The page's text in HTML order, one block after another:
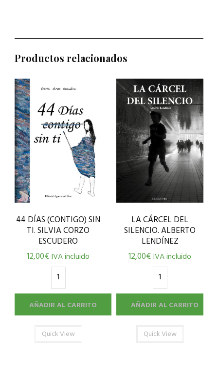
Productos relacionados
44 DÍAS (CONTIGO) SIN
TI. SILVIA CORZO
ESCUDERO
12,00€IVA incluido
AÑADIR AL CARRITO
Quick View
LA CÁRCEL DEL
SILENCIO. ALBERTO
LENDÍNEZ
12,00€IVA incluido
AÑADIR AL CARRITO
Quick View